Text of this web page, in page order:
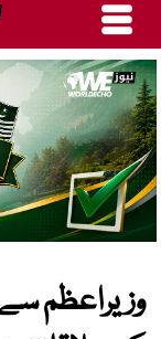
وزیراعظم سے